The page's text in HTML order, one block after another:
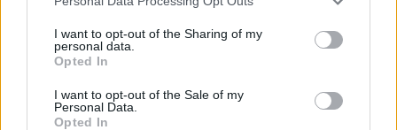
not limited to your visit or usage behaviour. You may click to
grant or deny consent to Google and its third-party tags to
use your data for below specified purposes in below Google
consent section.
I want to opt-out of the Sharing of my
personal data.
Opted In
I want to opt-out of the Sale of my
Personal Data.
Opted In
Nå, men det er slutningen på denne Valiant
Gargoyles-video. Tak fordi du så med. Tjek kanalen
eller miklix.com for flere videoer. Du kan endda
overveje at være fuldstændig fantastisk ved at like
og abonnere.